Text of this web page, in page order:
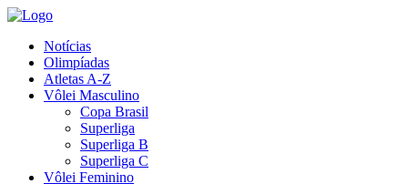
Notícias
Olimpíadas
Atletas A-Z
Vôlei Masculino
Copa Brasil
Superliga
Superliga B
Superliga C
Vôlei Feminino